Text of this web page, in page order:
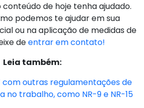
conteúdo de hoje tenha ajudado.
podemos te ajudar em sua
ou na aplicação de medidas de
deentrar em contato!
Leia também:
com outras regulamentações de
no trabalho, como NR-9 e NR-15